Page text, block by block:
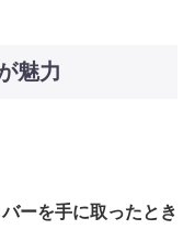
魅力
ーを手に取ったとき